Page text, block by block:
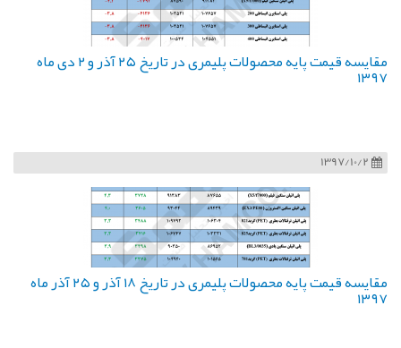
مقایسه قیمت پایه محصولات پلیمری در تاریخ ۲۵ آذر و ۲ دی ماه
۱۳۹۷
1397/10/2
مقایسه قیمت پایه محصولات پلیمری در تاریخ ۱۸ آذر و ۲۵ آذر ماه
۱۳۹۷